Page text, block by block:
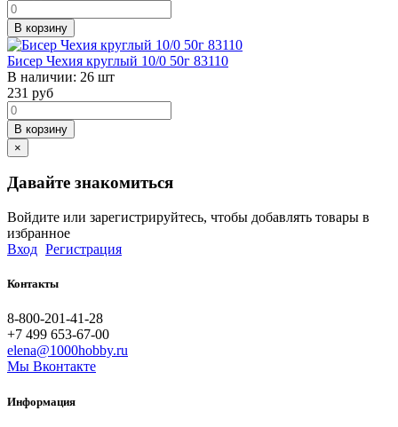
В корзину
Бисер Чехия круглый 10/0 50г 83110
В наличии: 26 шт
231 руб
В корзину
×
Давайте знакомиться
Войдите или зарегистрируйтесь, чтобы добавлять товары в
избранное
Вход Регистрация
Контакты
8-800-201-41-28
+7 499 653-67-00
elena@1000hobby.ru
Мы Вконтакте
Информация